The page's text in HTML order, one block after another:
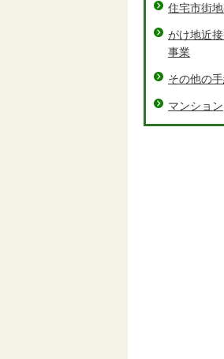
住宅市街
がけ地近
事業
その他の
マンション